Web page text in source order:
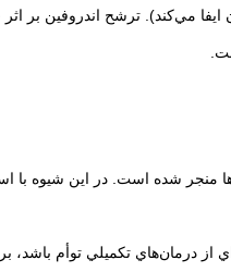
مي‌كند). ترشح اندروفين بر اثر
منجر شده است. در اين شيوه با
تكميلي توأم باشد، بر